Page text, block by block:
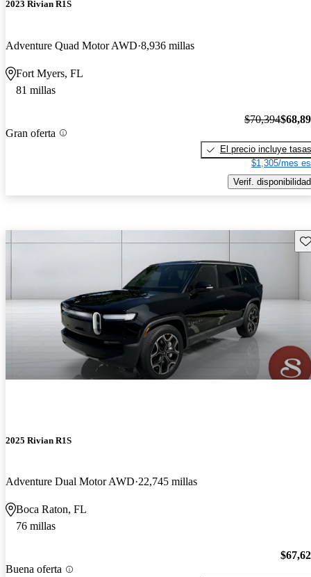
2023 Rivian R1S
Adventure Quad Motor AWD 8,936 millas
Fort Myers, FL
81 millas
Gran oferta
$70,394
El precio incluye tasas
$1,305/mes
Verif. disponibilidad
2025 Rivian R1S
Adventure Dual Motor AWD 22,745 millas
Boca Raton, FL
76 millas
Buena oferta